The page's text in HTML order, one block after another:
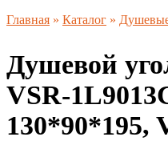
Главная » Каталог »
Душевой
VSR-
130*90*195,